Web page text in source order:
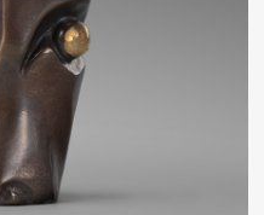
Услуги
Контакты